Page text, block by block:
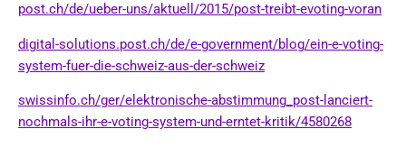
post.ch/de/ueber-uns/aktuell/2015/post-treibt-evoting-voran
digital-solutions.post.ch/de/e-government/blog/ein-e-voting-
system-fuer-die-schweiz-aus-der-schweiz
swissinfo.ch/ger/elektronische-abstimmung_post-lanciert-
nochmals-ihr-e-voting-system-und-erntet-kritik/4580268